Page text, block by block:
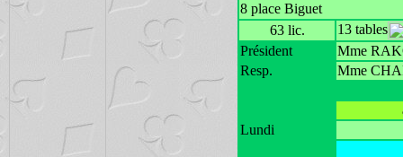
8 place Biguet
63 lic.
13 tables
Président
Mme
Resp.
Mme
Lundi